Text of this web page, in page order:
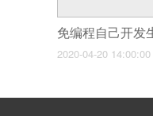
2020-04-20 14:00:00